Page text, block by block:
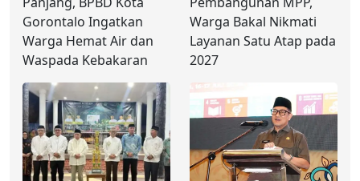
Gorontalo Ingatkan
Warga Hemat Air dan
Waspada Kebakaran
Warga Bakal Nikmati
Layanan Satu Atap pada
2027